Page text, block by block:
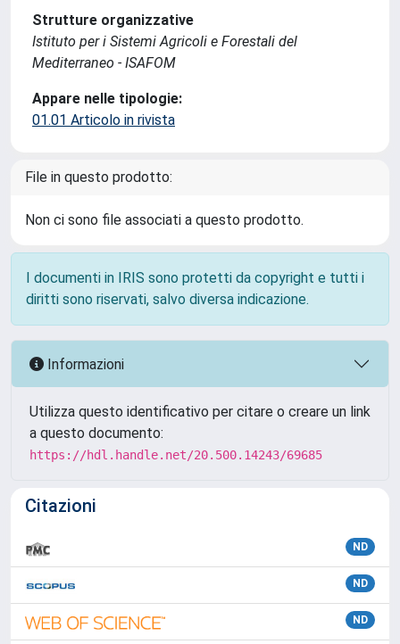
Strutture organizzative
Istituto per i Sistemi Agricoli e Forestali del
Mediterraneo - ISAFOM
Appare nelle tipologie:
01.01 Articolo in rivista
File in questo prodotto:
Non ci sono file associati a questo prodotto.
I documenti in IRIS sono protetti da copyright e tutti i
diritti sono riservati, salvo diversa indicazione.
Informazioni
Utilizza questo identificativo per citare o creare un link
a questo documento:
https://hdl.handle.net/20.500.14243/69685
Citazioni
ND
ND
ND